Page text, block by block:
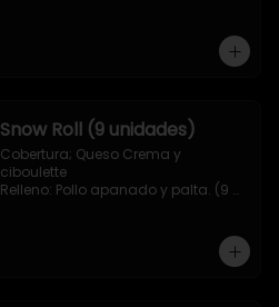
Snow Roll (9 unidades)
Cobertura; Queso Crema y
ciboulette
Relleno: Pollo apanado y palta. (9